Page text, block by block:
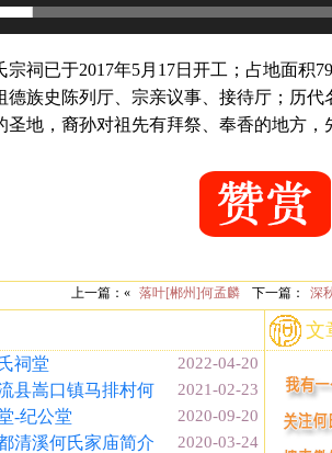
宗祠已于2017年5月17日开工；占地面积
德族史陈列厅、宗亲议事、接待厅；历
圣地，裔孙对祖先有拜祭、奉香的地方
上一篇：« 落叶[郴州]何孟麟 下一篇： 深
2022-04-20
祠堂
2021-02-23
县嵩口镇马排村何
2020-09-20
-纪公堂
2020-03-24
清溪何氏家庙简介
文